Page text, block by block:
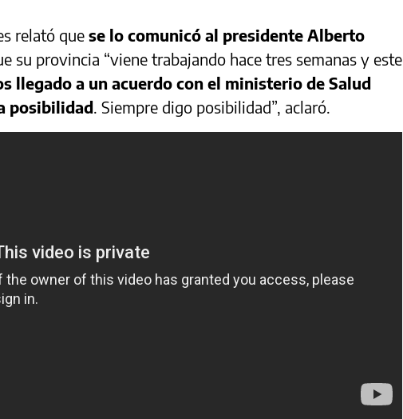
relató quese lo comunicó al presidente Alberto
su provincia “viene trabajando hace tres semanas y este
llegado a un acuerdo con el ministerio de Salud
posibilidad. Siempre digo posibilidad”, aclaró.